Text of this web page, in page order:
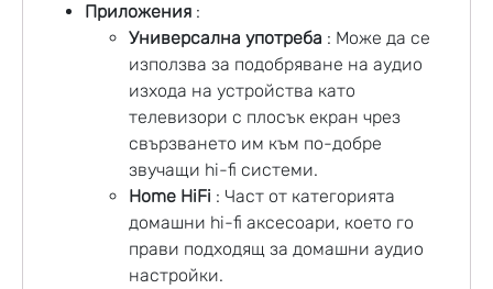
Приложения :
Универсална употреба : Може да се
използва за подобряване на аудио
изхода на устройства като
телевизори с плосък екран чрез
свързването им към по-добре
звучащи hi-fi системи.
Home HiFi : Част от категорията
домашни hi-fi аксесоари, което го
прави подходящ за домашни аудио
настройки.